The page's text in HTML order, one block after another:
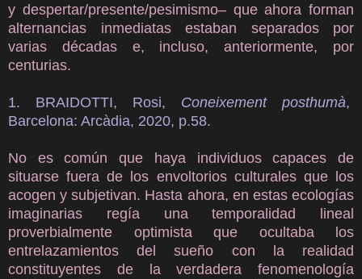
y despertar/presente/pesimismo– que ahora forman
alternancias inmediatas estaban separados por
varias décadas e, incluso, anteriormente, por
centurias.
1. BRAIDOTTI, Rosi, Coneixement posthumà,
Barcelona: Arcàdia, 2020, p.58.
No es común que haya individuos capaces de
situarse fuera de los envoltorios culturales que los
acogen y subjetivan. Hasta ahora, en estas ecologías
imaginarias regía una temporalidad lineal
proverbialmente optimista que ocultaba los
entrelazamientos del sueño con la realidad
constituyentes de la verdadera fenomenología